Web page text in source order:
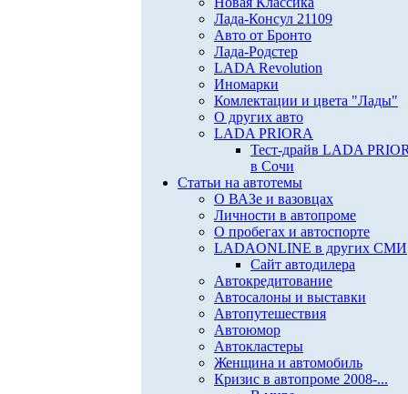
Лада-Консул 21109
Авто от Бронто
Лада-Родстер
LADA Revolution
Иномарки
Комлектации и цвета "Лады"
О других авто
LADA PRIORA
Тест-драйв LADA
в Сочи
Статьи на автотемы
О ВАЗе и вазовцах
Личности в автопроме
О пробегах и автоспорте
LADAONLINE в других СМИ
Сайт автодилера
Автокредитование
Автосалоны и выставки
Автопутешествия
Автоюмор
Автокластеры
Женщина и автомобиль
Кризис в автопроме 2008-...